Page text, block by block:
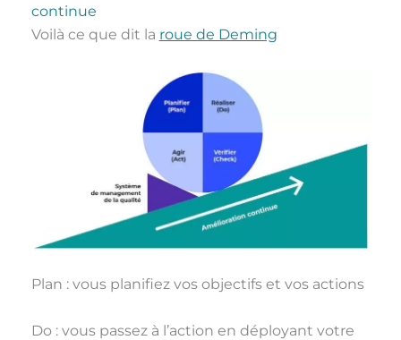
continue
Voilà ce que dit la roue de Deming
Plan : vous planifiez vos objectifs et vos actions
Do : vous passez à l’action en déployant votre